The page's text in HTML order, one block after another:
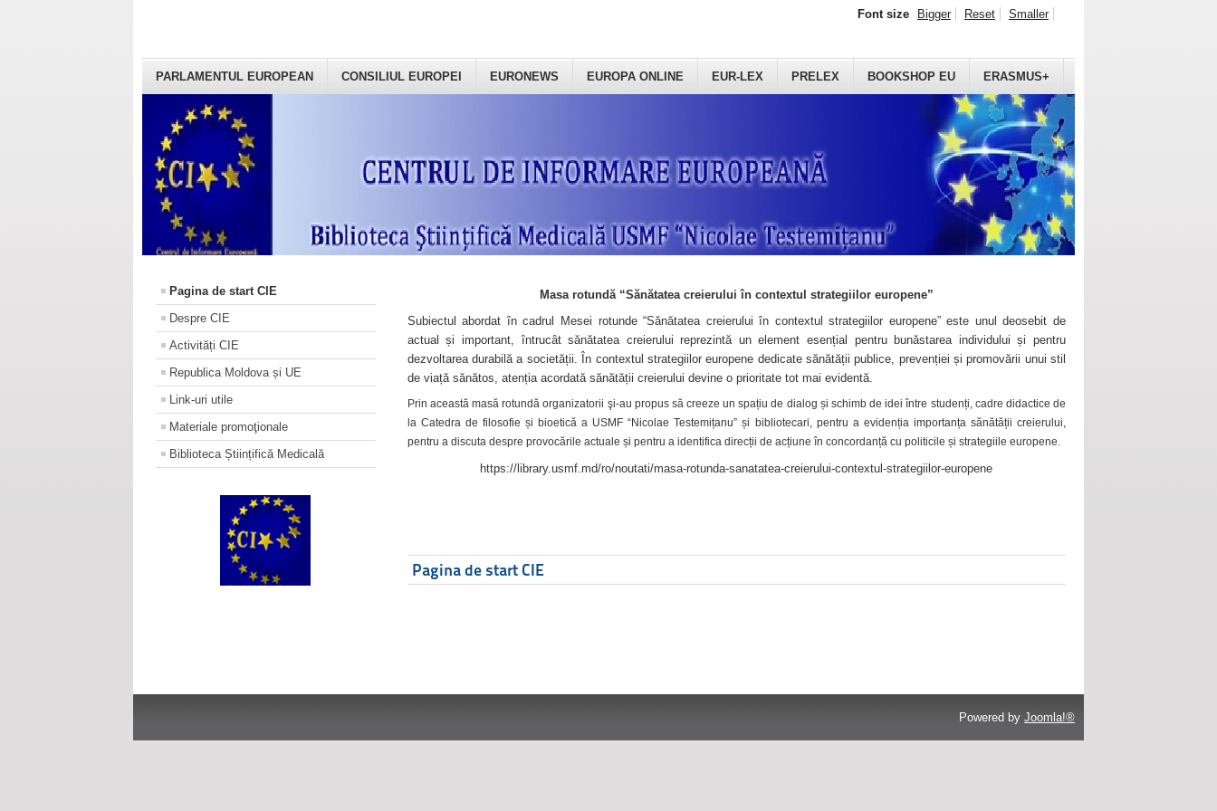
PARLAMENTUL EUROPEAN CONSILIUL EUROPEI EURONEWS EUROPA ONLINE EUR-LEX PRELEX BOOKSHOP EU ERASMUS+
Font size Bigger Reset Smaller
Pagina de start CIE
Despre CIE
Activități CIE
Republica Moldova și UE
Link-uri utile
Materiale promoţionale
Biblioteca Științifică Medicală
Masa rotundă “Sănătatea creierului în contextul strategiilor europene”
Subiectul abordat în cadrul Mesei rotunde “Sănătatea creierului în contextul strategiilor europene” este unul deosebit de
actual și important, întrucât sănătatea creierului reprezintă un element esențial pentru bunăstarea individului și pentru
dezvoltarea durabilă a societății. În contextul strategiilor europene dedicate sănătății publice, prevenției și promovării unui stil
de viață sănătos, atenția acordată sănătății creierului devine o prioritate tot mai evidentă.
Prin această masă rotundă organizatorii şi-au propus să creeze un spațiu de dialog și schimb de idei între studenți, cadre didactice de
la Catedra de filosofie și bioetică a USMF “Nicolae Testemițanu” și bibliotecari, pentru a evidenția importanța sănătății creierului,
pentru a discuta despre provocările actuale și pentru a identifica direcții de acțiune în concordanță cu politicile și strategiile europene.
https://library.usmf.md/ro/noutati/masa-rotunda-sanatatea-creierului-contextul-strategiilor-europene
Pagina de start CIE
Powered by Joomla!®